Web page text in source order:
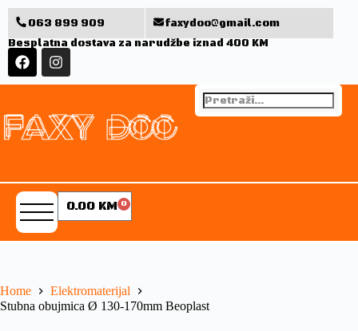
063 899 909
faxydoo@gmail.com
Besplatna dostava za narudžbe iznad 400 KM
0.00 KM 0
Home
Elektromaterijal
Stubna obujmica Ø 130-170mm Beoplast